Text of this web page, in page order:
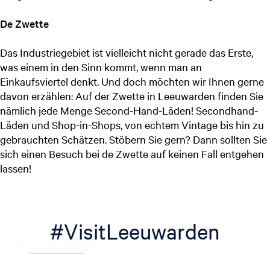
De Zwette
Das Industriegebiet ist vielleicht nicht gerade das Erste,
was einem in den Sinn kommt, wenn man an
Einkaufsviertel denkt. Und doch möchten wir Ihnen gerne
davon erzählen: Auf der Zwette in Leeuwarden finden Sie
nämlich jede Menge Second-Hand-Läden! Secondhand-
Läden und Shop-in-Shops, von echtem Vintage bis hin zu
gebrauchten Schätzen. Stöbern Sie gern? Dann sollten Sie
sich einen Besuch bei de Zwette auf keinen Fall entgehen
lassen!
#VisitLeeuwarden